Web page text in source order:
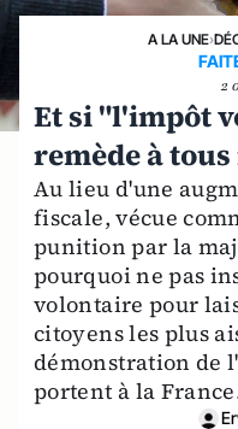
A LA UNE›
2
Et si "l'impôt
remède à
Au lieu d'une
fiscale, vécue
punition par la
pourquoi ne pas
volontaire pour
citoyens les plus
démonstration de
portent à la